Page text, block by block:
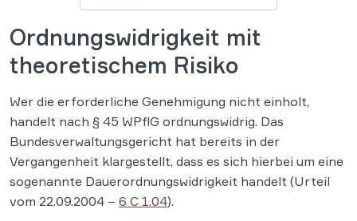
Ordnungswidrigkeit mit
theoretischem Risiko
Wer die erforderliche Genehmigung nicht einholt,
handelt nach § 45 WPflG ordnungswidrig. Das
Bundesverwaltungsgericht hat bereits in der
Vergangenheit klargestellt, dass es sich hierbei um eine
sogenannte Dauerordnungswidrigkeit handelt (Urteil
vom 22.09.2004 – 6 C 1.04).